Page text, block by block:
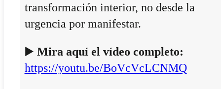
transformación interior, no desde la
urgencia por manifestar.
▶️ Mira aquí el vídeo completo:
https://youtu.be/BoVcVcLCNMQ